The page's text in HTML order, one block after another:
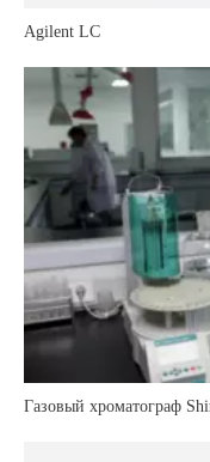
Agilent LC
Газовый хроматограф